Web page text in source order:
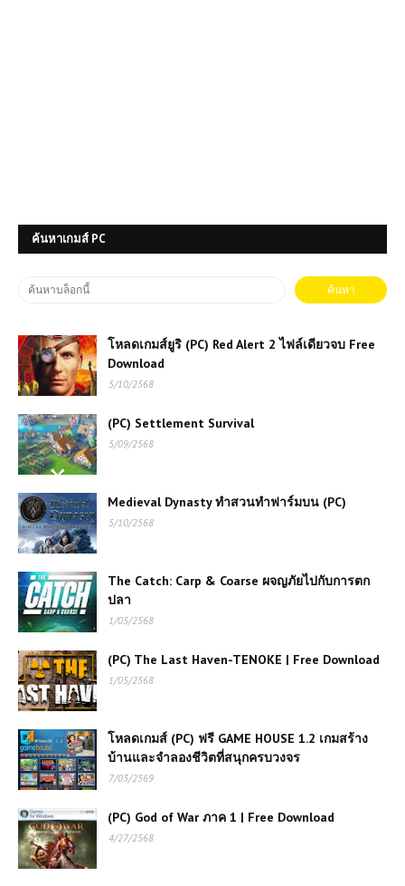
ค้นหาเกมส์ PC
โหลดเกมส์ยูริ (PC) Red Alert 2 ไฟล์เดียวจบ Free
Download
5/10/2568
(PC) Settlement Survival
5/09/2568
Medieval Dynasty ทำสวนทำฟาร์มบน (PC)
5/10/2568
The Catch: Carp & Coarse ผจญภัยไปกับการตก
ปลา
1/05/2568
(PC) The Last Haven-TENOKE | Free Download
1/05/2568
โหลดเกมส์ (PC) ฟรี GAME HOUSE 1.2 เกมสร้าง
บ้านและจำลองชีวิตที่สนุกครบวงจร
7/03/2569
(PC) God of War ภาค 1 | Free Download
4/27/2568